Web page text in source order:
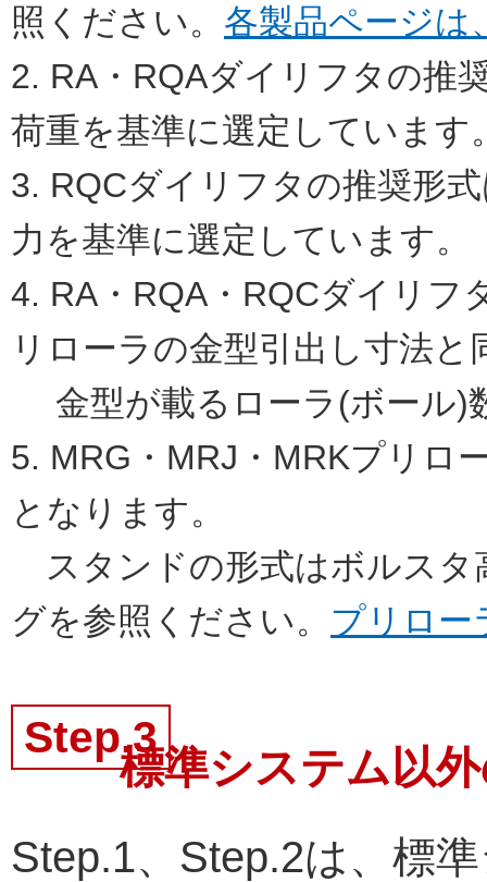
照ください。 各製品ページは
2. RA・RQAダイリフタの推
荷重を基準に選定しています
3. RQCダイリフタの推奨形
力を基準に選定しています。
4. RA・RQA・RQCダイリフ
リローラの金型引出し寸法
金型が載るローラ(ボール)
5. MRG・MRJ・MRKプリロ
となります。
スタンドの形式はボルスタ
グを参照ください。 プリロー
Step.3
標準システム以
Step.1、Step.2は、標